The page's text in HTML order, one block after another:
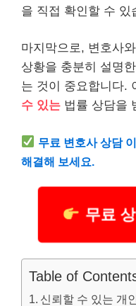
을 직접 확인할 수 있
마지막으로, 변호사
상황을 충분히 설명
는 것이 중요합니다.
수 있는 법률 상담을
무료 변호사 상담
해결해 보세요.
무료
Table of
신뢰할 수 있는 개